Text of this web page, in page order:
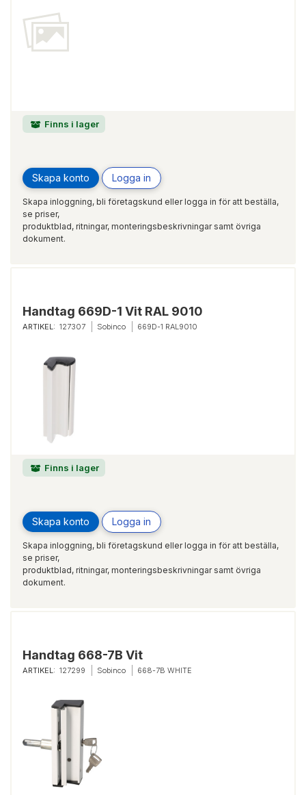
Finns i lager
Skapa konto Logga in
Skapa inloggning, bli företagskund eller logga in för att beställa,
se priser,
produktblad, ritningar, monteringsbeskrivningar samt övriga
dokument.
Handtag 669D-1 Vit RAL 9010
ARTIKEL: 127307 Sobinco 669D-1 RAL9010
Finns i lager
Skapa konto Logga in
Skapa inloggning, bli företagskund eller logga in för att beställa,
se priser,
produktblad, ritningar, monteringsbeskrivningar samt övriga
dokument.
Handtag 668-7B Vit
ARTIKEL: 127299 Sobinco 668-7B WHITE